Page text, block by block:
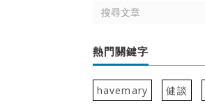
熱門關鍵字
havemary 健談